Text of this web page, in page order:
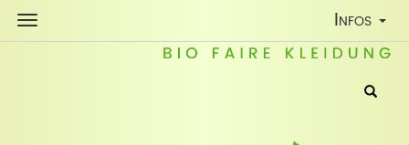
Toggle
Infos